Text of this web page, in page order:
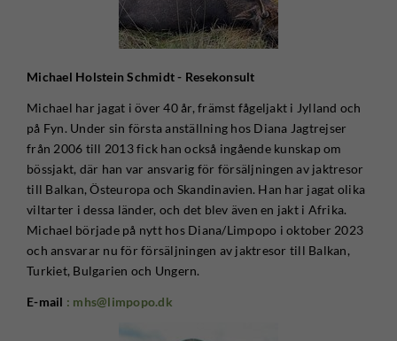
Michael Holstein Schmidt - Resekonsult
Michael har jagat i över 40 år, främst fågeljakt i Jylland och
på Fyn. Under sin första anställning hos Diana Jagtrejser
från 2006 till 2013 fick han också ingående kunskap om
bössjakt, där han var ansvarig för försäljningen av jaktresor
till Balkan, Östeuropa och Skandinavien. Han har jagat olika
viltarter i dessa länder, och det blev även en jakt i Afrika.
Michael började på nytt hos Diana/Limpopo i oktober 2023
och ansvarar nu för försäljningen av jaktresor till Balkan,
Turkiet, Bulgarien och Ungern.
E-mail : mhs@limpopo.dk